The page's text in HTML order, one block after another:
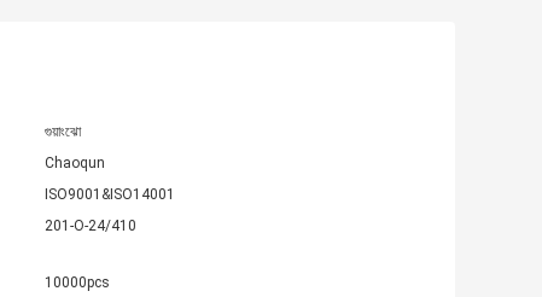
গুয়াংঝো
Chaoqun
ISO9001&ISO14001
201-O-24/410
10000pcs